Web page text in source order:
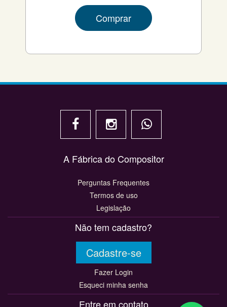
Comprar
A Fábrica do Compositor
Perguntas Frequentes
Termos de uso
Legislação
Não tem cadastro?
Cadastre-se
Fazer Login
Esqueci minha senha
Entre em contato